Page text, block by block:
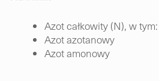
Azot całkowity (N), w tym:
Azot azotanowy
Azot amonowy